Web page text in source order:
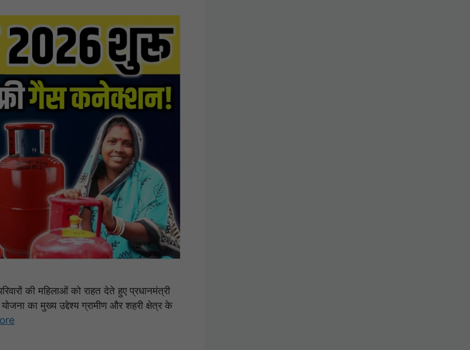
की महिलाओं को राहत देते हुए प्रधानमंत्री
का मुख्य उद्देश्य ग्रामीण और शहरी क्षेत्र के